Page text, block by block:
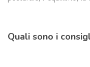
Quali sono i